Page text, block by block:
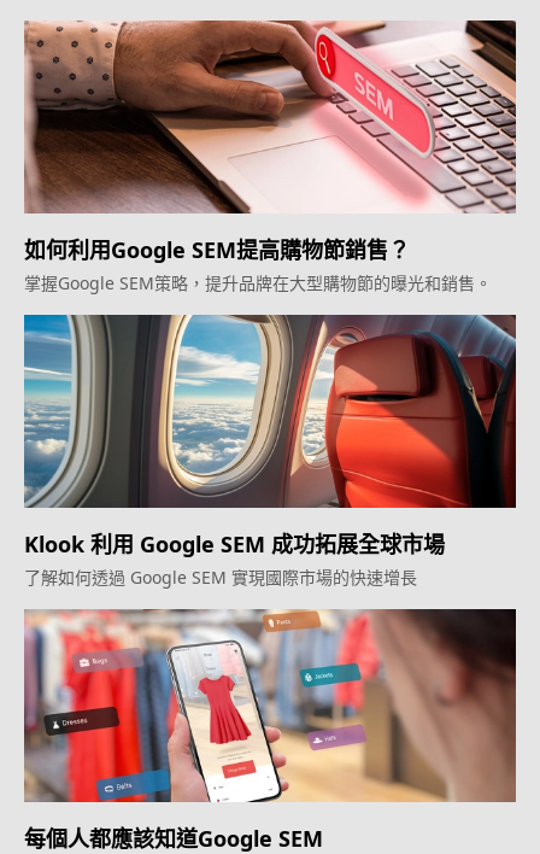
如何利用Google SEM提高購物節銷售？
掌握Google SEM策略，提升品牌在大型購物節的曝光和銷售。
Klook 利用 Google SEM 成功拓展全球市場
了解如何透過 Google SEM 實現國際市場的快速增長
每個人都應該知道Google SEM